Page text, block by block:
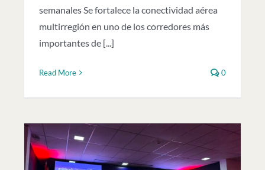
semanales Se fortalece la conectividad aérea
multirregión en uno de los corredores más
importantes de [...]
Read More 0